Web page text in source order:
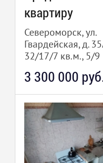
квартиру
Североморск, ул.
Гвардейская, д.
32/17/7 кв.м., 5/9
3 300 000